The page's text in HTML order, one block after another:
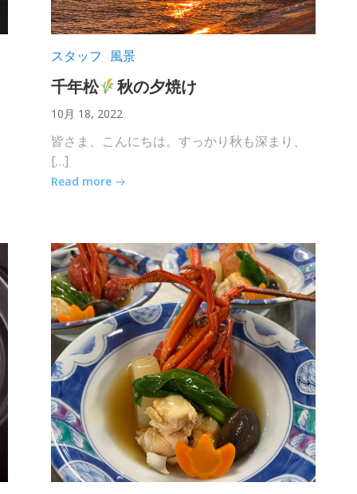
スタッフ 風景
千年松 秋の夕焼け
10月 18, 2022
皆さま、こんにちは。すっかり秋も深まり、
[…]
Read more